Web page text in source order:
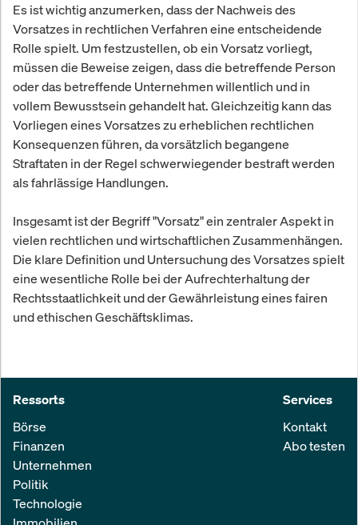
Es ist wichtig anzumerken, dass der Nachweis des
Vorsatzes in rechtlichen Verfahren eine entscheidende
Rolle spielt. Um festzustellen, ob ein Vorsatz vorliegt,
müssen die Beweise zeigen, dass die betreffende Person
oder das betreffende Unternehmen willentlich und in
vollem Bewusstsein gehandelt hat. Gleichzeitig kann das
Vorliegen eines Vorsatzes zu erheblichen rechtlichen
Konsequenzen führen, da vorsätzlich begangene
Straftaten in der Regel schwerwiegender bestraft werden
als fahrlässige Handlungen.
Insgesamt ist der Begriff "Vorsatz" ein zentraler Aspekt in
vielen rechtlichen und wirtschaftlichen Zusammenhängen.
Die klare Definition und Untersuchung des Vorsatzes spielt
eine wesentliche Rolle bei der Aufrechterhaltung der
Rechtsstaatlichkeit und der Gewährleistung eines fairen
und ethischen Geschäftsklimas.
Ressorts
Börse
Finanzen
Unternehmen
Politik
Technologie
Services
Kontakt
Abo testen